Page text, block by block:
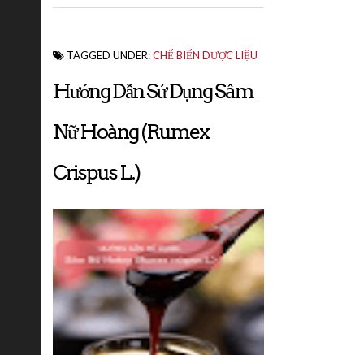
TAGGED UNDER:CHẾ BIẾN DƯỢC LIỆU
Hướng Dẫn Sử Dụng Sâm
Nữ Hoàng (Rumex
Crispus L.)